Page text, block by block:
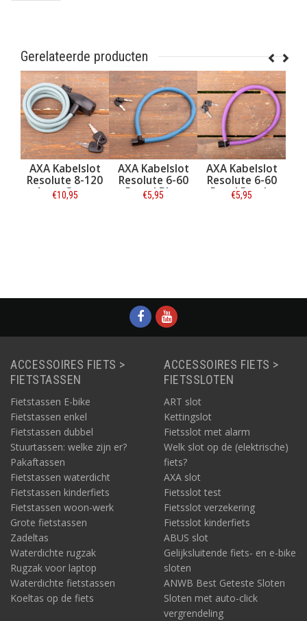
Gerelateerde producten
8-120
AXA Kabelslot
Resolute 6-60
Petrol Blue
€5,95
AXA Kabelslot
Resolute 6-60
Royal Purple
€5,95
Simson Slotspray
100 ml
€9,95
ACCESSOIRES FIETS >
FIETSTASSEN
Fietstassen E-bike
Fietstassen enkel
Fietstassen dubbel
Stuurtassen: welke zijn er?
Pakaftassen
Fietstassen waterdicht
Fietstassen kinderfiets
Fietstassen woon-werk
Grote fietstassen
Zadeltas
Waterdichte rugzak
Rugzak voor laptop
Waterdichte fietstassen
Koeltas op de fiets
ACCESSOIRES FIETS >
FIETSSLOTEN
ART slot
Kettingslot
Fietsslot met alarm
Welk slot op de (elektrische)
fiets?
AXA slot
Fietsslot test
Fietsslot verzekering
Fietsslot kinderfiets
ABUS slot
Gelijksluitende fiets- en e-bike
sloten
ANWB Best Geteste Sloten
Sloten met auto-click
vergrendeling